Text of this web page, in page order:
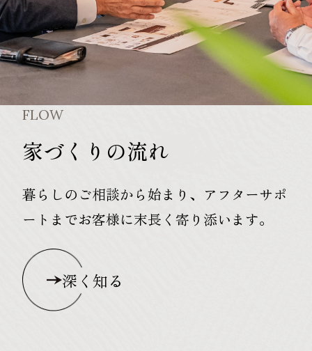
FLOW
家づくりの流れ
暮らしのご相談から始まり、アフターサポ
ートまでお客様に末長く寄り添います。
深く知る